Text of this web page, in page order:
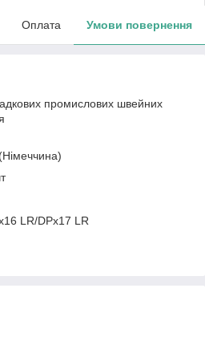
Оплата Умови повернення
промислових швейних
LR/DPx17 LR